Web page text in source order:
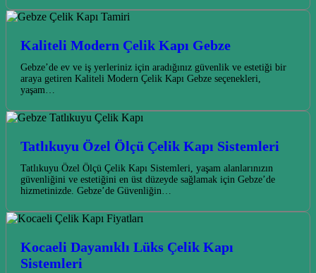
Kaliteli Modern Çelik Kapı Gebze
Gebze’de ev ve iş yerleriniz için aradığınız güvenlik ve estetiği bir
araya getiren Kaliteli Modern Çelik Kapı Gebze seçenekleri,
yaşam…
Tatlıkuyu Özel Ölçü Çelik Kapı Sistemleri
Tatlıkuyu Özel Ölçü Çelik Kapı Sistemleri, yaşam alanlarınızın
güvenliğini ve estetiğini en üst düzeyde sağlamak için Gebze’de
hizmetinizde. Gebze’de Güvenliğin…
Kocaeli Dayanıklı Lüks Çelik Kapı
Sistemleri